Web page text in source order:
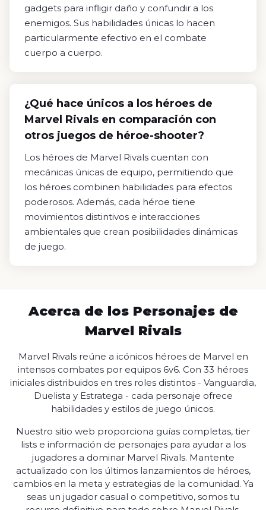
gadgets para infligir daño y confundir a los
enemigos. Sus habilidades únicas lo hacen
particularmente efectivo en el combate
cuerpo a cuerpo.
¿Qué hace únicos a los héroes de
Marvel Rivals en comparación con
otros juegos de héroe-shooter?
Los héroes de Marvel Rivals cuentan con
mecánicas únicas de equipo, permitiendo que
los héroes combinen habilidades para efectos
poderosos. Además, cada héroe tiene
movimientos distintivos e interacciones
ambientales que crean posibilidades dinámicas
de juego.
Acerca de los Personajes de
Marvel Rivals
Marvel Rivals reúne a icónicos héroes de Marvel en
intensos combates por equipos 6v6. Con 33 héroes
iniciales distribuidos en tres roles distintos - Vanguardia,
Duelista y Estratega - cada personaje ofrece
habilidades y estilos de juego únicos.
Nuestro sitio web proporciona guías completas, tier
lists e información de personajes para ayudar a los
jugadores a dominar Marvel Rivals. Mantente
actualizado con los últimos lanzamientos de héroes,
cambios en la meta y estrategias de la comunidad. Ya
seas un jugador casual o competitivo, somos tu